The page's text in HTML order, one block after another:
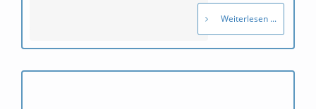
Weiterlesen ...